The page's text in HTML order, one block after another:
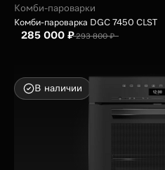
Комби-пароварки
Комби-пароварка DGC 7450 CLST
285 000 ₽293 800 ₽
В наличии